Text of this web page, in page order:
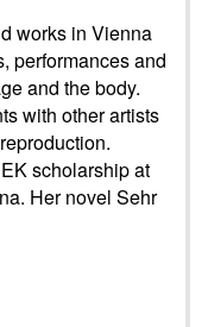
works in Vienna
performances and
and the body.
with other artists
scholarship at
Her novel Sehr